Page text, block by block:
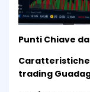
Punti Chiave
trading